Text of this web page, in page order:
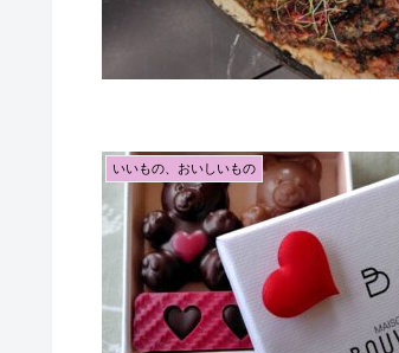
いいもの、おいしいもの